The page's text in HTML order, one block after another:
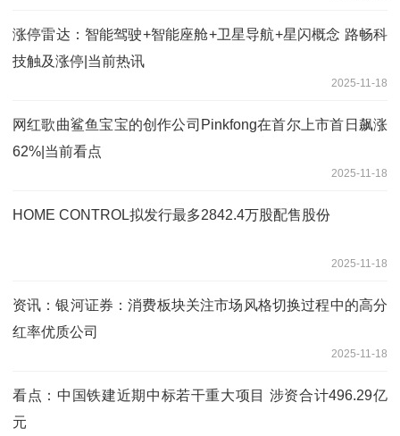
涨停雷达：智能驾驶+智能座舱+卫星导航+星闪概念 路畅科
技触及涨停|当前热讯
2025-11-18
网红歌曲鲨鱼宝宝的创作公司Pinkfong在首尔上市首日飙涨
62%|当前看点
2025-11-18
HOME CONTROL拟发行最多2842.4万股配售股份
2025-11-18
资讯：银河证券：消费板块关注市场风格切换过程中的高分
红率优质公司
2025-11-18
看点：中国铁建近期中标若干重大项目 涉资合计496.29亿
元